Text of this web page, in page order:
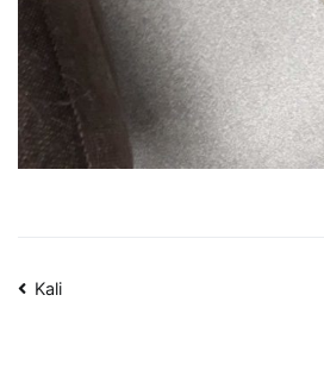
Navigation
Kali